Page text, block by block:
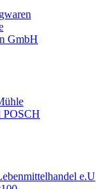
GmbH
POSCH
e.U